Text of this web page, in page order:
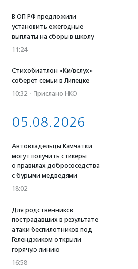
В ОП РФ предложили
установить ежегодные
выплаты на сборы в школу
11:24
Стихобиатлон «Км/вслух»
соберет семьи в Липецке
10:32 · Прислано НКО
05.08.2026
Автовладельцы Камчатки
могут получить стикеры
о правилах добрососедства
с бурыми медведями
18:02
Для родственников
пострадавших в результате
атаки беспилотников под
Геленджиком открыли
горячую линию
16:58